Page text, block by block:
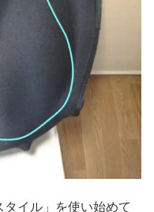
イル」を使い始めて